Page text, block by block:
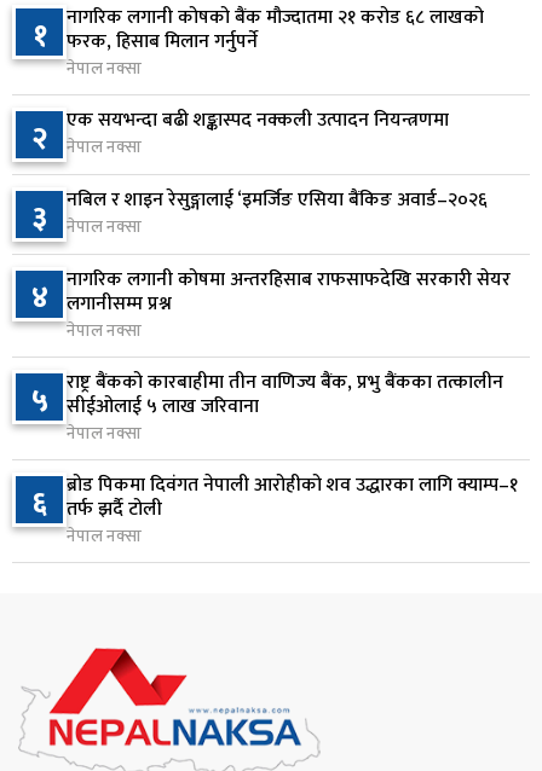
६
रूकुम पश्चिममा प्रहरीको गाडीले मोटरसाइकललाई
ठक्कर दिँदा किशोरको मृत्यु
२ दिन अघि
७
प्रतिनिधिसभा बैठक बस्दै , पाँच विधेयक र प्रतिवेदन
प्रस्तुत हुने
२ दिन अघि
८
आज बस्ने भनिएको राष्ट्रिय सभाको बैठक बुधबारका लागि
सर्‍यो
२ दिन अघि
९
वीरगञ्जमा ट्यांकरको सिल खोलेर तेल निकाल्ने सात जना
रंगेहात पक्राउ
१०
जन्मसिद्ध नागरिकता कडा बनाउने ट्रम्पको नयाँ प्रयास, दुई
कार्यकारी आदेश जारी
२ दिन अघि
१ नागरिक लगानी कोषको बैंक मौज्दातमा २१ करोड ६८ लाखको
फरक, हिसाब मिलान गर्नुपर्ने
नेपाल नक्सा
२ एक सयभन्दा बढी शङ्कास्पद नक्कली उत्पादन नियन्त्रणमा
नेपाल नक्सा
३ नबिल र शाइन रेसुङ्गालाई ‘इमर्जिङ एसिया बैंकिङ अवार्ड–२०२६
नेपाल नक्सा
४ नागरिक लगानी कोषमा अन्तरहिसाब राफसाफदेखि सरकारी सेयर
लगानीसम्म प्रश्न
नेपाल नक्सा
५ राष्ट्र बैंकको कारबाहीमा तीन वाणिज्य बैंक, प्रभु बैंकका तत्कालीन
सीईओलाई ५ लाख जरिवाना
नेपाल नक्सा
६ ब्रोड पिकमा दिवंगत नेपाली आरोहीको शव उद्धारका लागि क्याम्प–१
तर्फ झर्दै टोली
नेपाल नक्सा